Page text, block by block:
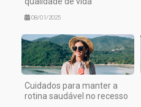
08/01/2025
Cuidados para manter a
rotina saudável no recesso